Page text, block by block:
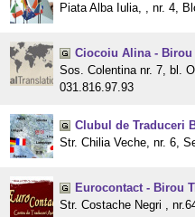
Piata Alba Iulia, , nr. 4,
Ciocoiu Alina - Birou
Sos. Colentina nr. 7, bl.
031.816.97.93
Clubul de Traduceri
Str. Chilia Veche, nr. 6,
Eurocontact - Birou
Str. Costache Negri ,